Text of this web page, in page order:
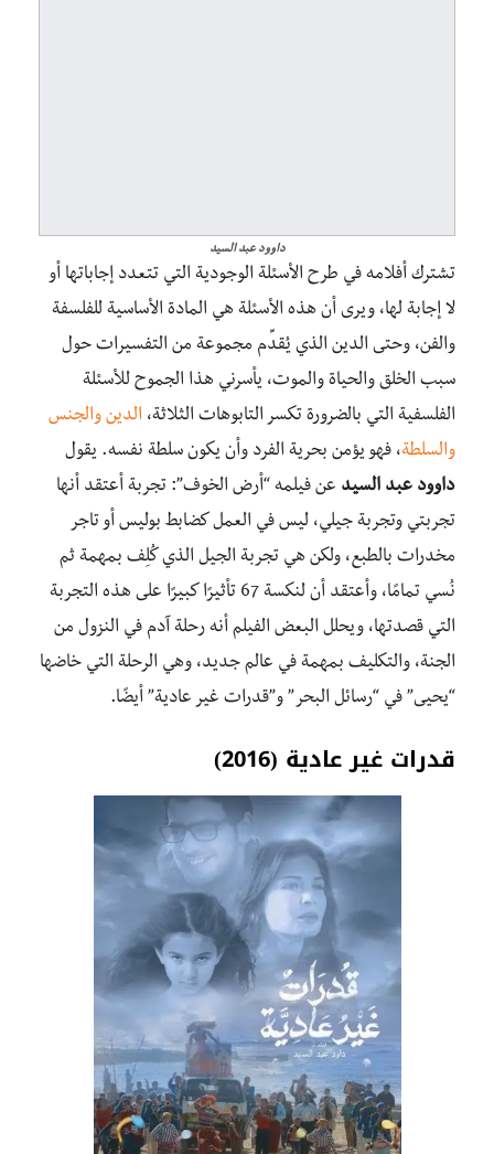
داوود عبد السيد
تشترك أفلامه في طرح الأسئلة الوجودية التي تتعدد إجاباتها أو
لا إجابة لها، ويرى أن هذه الأسئلة هي المادة الأساسية للفلسفة
والفن، وحتى الدين الذي يُقدِّم مجموعة من التفسيرات حول
سبب الخلق والحياة والموت، يأسرني هذا الجموح للأسئلة
الفلسفية التي بالضرورة تكسر التابوهات الثلاثة، الدين والجنس
والسلطة، فهو يؤمن بحرية الفرد وأن يكون سلطة نفسه. يقول
داوود عبد السيد عن فيلمه “أرض الخوف”: تجربة أعتقد أنها
تجربتي وتجربة جيلي، ليس في العمل كضابط بوليس أو تاجر
مخدرات بالطبع، ولكن هي تجربة الجيل الذي كُلِف بمهمة ثم
نُسي تمامًا، وأعتقد أن لنكسة 67 تأثيرًا كبيرًا على هذه التجربة
التي قصدتها، ويحلل البعض الفيلم أنه رحلة آدم في النزول من
الجنة، والتكليف بمهمة في عالم جديد، وهي الرحلة التي خاضها
“يحيى” في “رسائل البحر” و”قدرات غير عادية” أيضًا.
قدرات غير عادية (2016)